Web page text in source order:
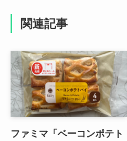
関連記事
ファミマ「ベーコンポテト